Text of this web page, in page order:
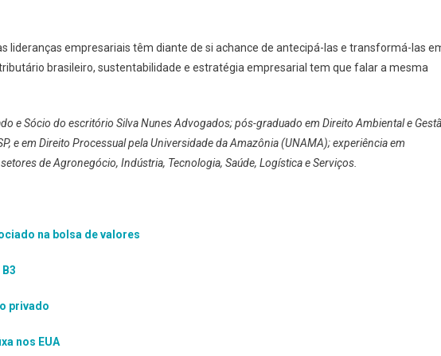
lideranças empresariais têm diante de si achance de antecipá-las e transformá-las
brasileiro, sustentabilidade e estratégia empresarial tem que falar a mesma
e Sócio do escritório Silva Nunes Advogados; pós-graduado em Direito Ambiental e
e em Direito Processual pela Universidade da Amazônia (UNAMA); experiência em
de Agronegócio, Indústria, Tecnologia, Saúde, Logística e Serviços.
na bolsa de valores
privado
nos EUA